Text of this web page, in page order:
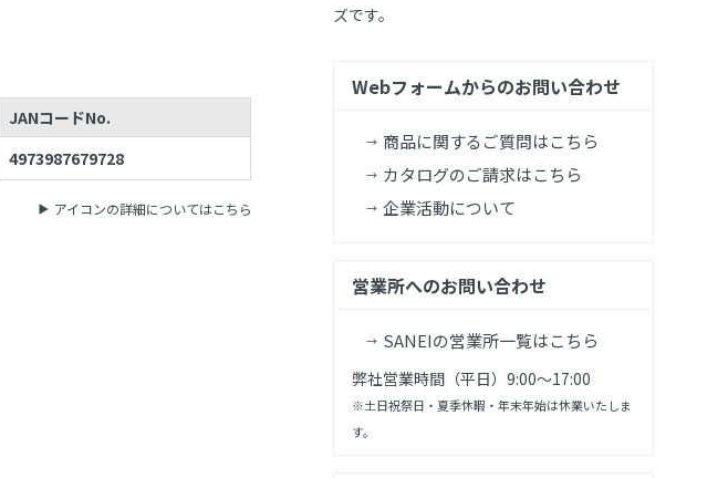
JANコードNo.
4973987679728
アイコンの詳細についてはこちら
ズです。
Webフォームからのお問い合わせ
商品に関するご質問はこちら
カタログのご請求はこちら
企業活動について
営業所へのお問い合わせ
SANEIの営業所一覧はこちら
弊社営業時間（平日）9:00～17:00
※土日祝祭日・夏季休暇・年末年始は休業いたしま
す。